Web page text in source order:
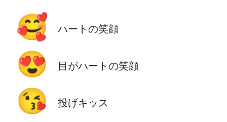
🥰 ハートの笑顔
😍 目がハートの笑顔
😘 投げキッス